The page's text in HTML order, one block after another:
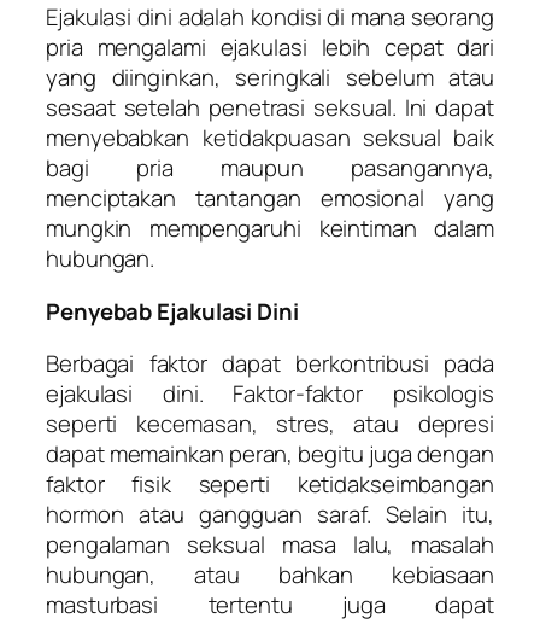
Ejakulasi dini adalah kondisi di mana seorang
pria mengalami ejakulasi lebih cepat dari
yang diinginkan, seringkali sebelum atau
sesaat setelah penetrasi seksual. Ini dapat
menyebabkan ketidakpuasan seksual baik
bagi pria maupun pasangannya,
menciptakan tantangan emosional yang
mungkin mempengaruhi keintiman dalam
hubungan.
Penyebab Ejakulasi Dini
Berbagai faktor dapat berkontribusi pada
ejakulasi dini. Faktor-faktor psikologis
seperti kecemasan, stres, atau depresi
dapat memainkan peran, begitu juga dengan
faktor fisik seperti ketidakseimbangan
hormon atau gangguan saraf. Selain itu,
pengalaman seksual masa lalu, masalah
hubungan, atau bahkan kebiasaan
masturbasi tertentu juga dapat